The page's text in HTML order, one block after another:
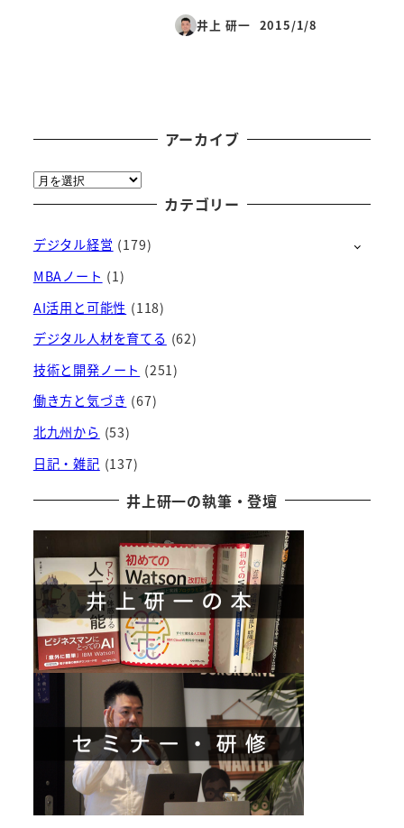
井上 研一
投稿日
2015/1/8
アーカイブ
ア
ー
イ
ブ
カテゴリー
デジタル経営 (179)
MBAノート (1)
AI活用と可能性 (118)
デジタル人材を育てる (62)
技術と開発ノート (251)
働き方と気づき (67)
北九州から (53)
日記・雑記 (137)
井上研一の執筆・登壇